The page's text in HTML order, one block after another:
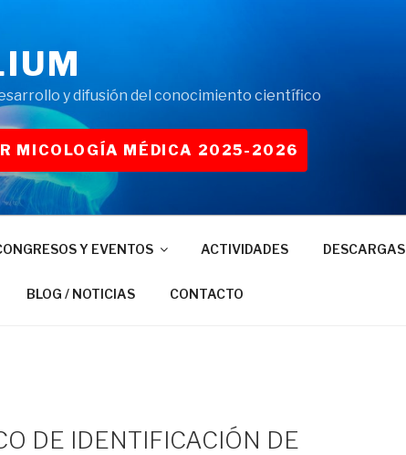
y difusión del conocimiento científico
MICOLOGÍA MÉDICA 2025-2026
Y EVENTOS ACTIVIDADES DESCARGAS
BLOG / NOTICIAS CONTACTO
DE IDENTIFICACIÓN DE